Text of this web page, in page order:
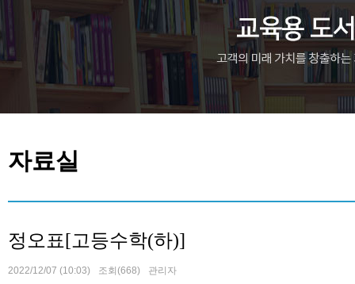
자료실
정오표[고등수학(하)]
2022/12/07 (10:03) 조회(668) 관리자